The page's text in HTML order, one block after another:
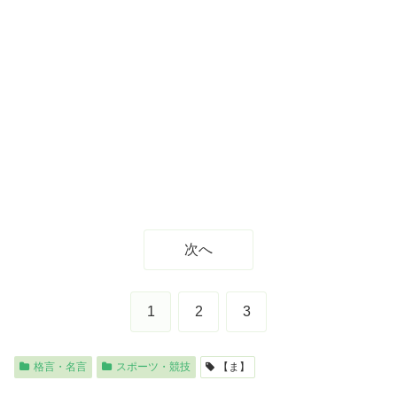
次へ
1 2 3
格言・名言 スポーツ・競技 【ま】